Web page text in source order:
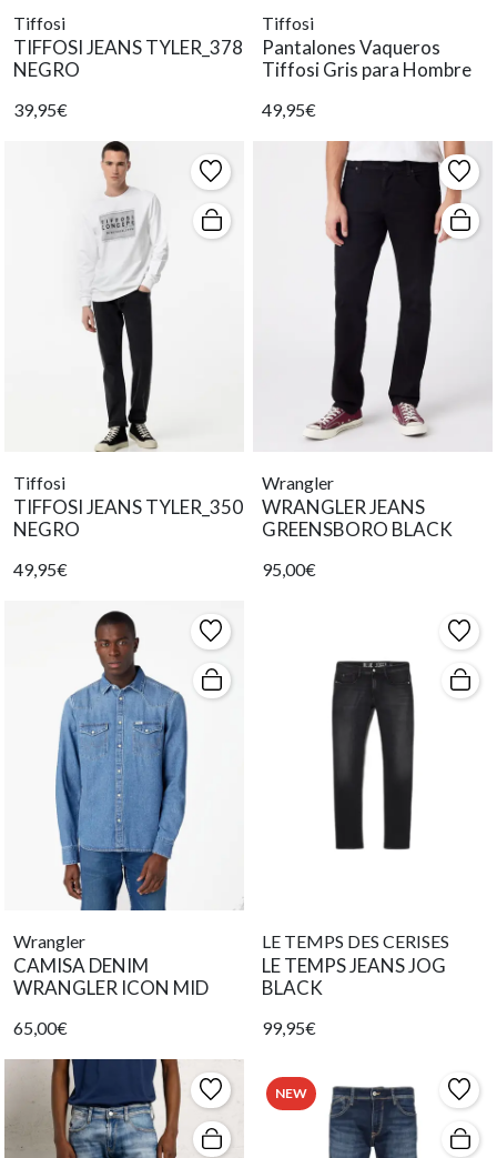
Tiffosi
TIFFOSI JEANS TYLER_378
NEGRO
39,95€
Tiffosi
Pantalones Vaqueros
Tiffosi Gris para Hombre
49,95€
Tiffosi
TIFFOSI JEANS TYLER_350
NEGRO
49,95€
Wrangler
WRANGLER JEANS
GREENSBORO BLACK
95,00€
Wrangler
CAMISA DENIM
WRANGLER ICON MID
65,00€
LE TEMPS DES CERISES
LE TEMPS JEANS JOG
BLACK
99,95€
NEW